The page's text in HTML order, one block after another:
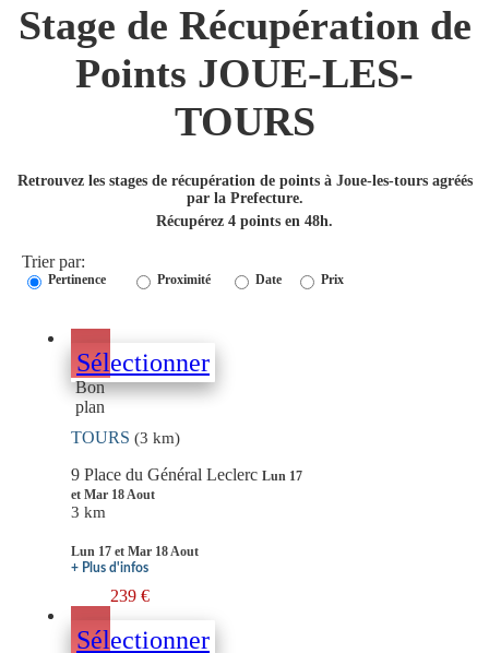
Stage de Récupération de
Points JOUE-LES-
TOURS
Retrouvez les stages de récupération de points à Joue-les-tours agréés
par la Prefecture.
Récupérez 4 points en 48h.
Trier par:
Pertinence Proximité Date Prix
Sélectionner
Bon
plan
TOURS (3 km)
9 Place du Général Leclerc Lun 17
et Mar 18 Aout
3 km
Lun 17 et Mar 18 Aout
+ Plus d'infos
239 €
Sélectionner